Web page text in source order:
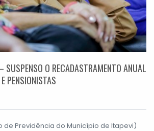
SUSPENSO O RECADASTRAMENTO ANUAL
PENSIONISTAS
de Previdência do Município de Itapevi)